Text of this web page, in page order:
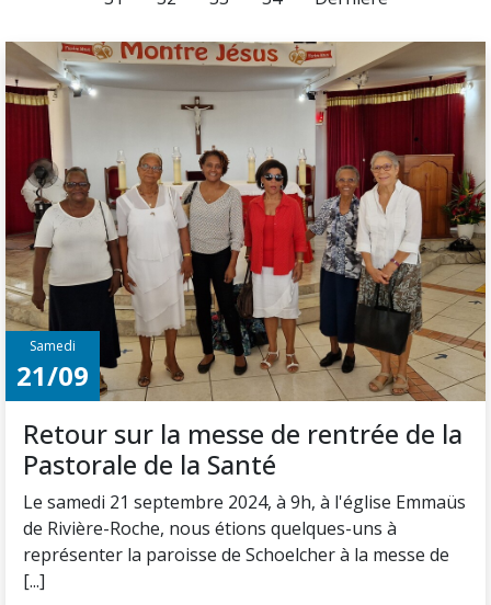
Samedi
21/09
Retour sur la messe de rentrée de la
Pastorale de la Santé
Le samedi 21 septembre 2024, à 9h, à l'église Emmaüs
de Rivière-Roche, nous étions quelques-uns à
représenter la paroisse de Schoelcher à la messe de
[...]